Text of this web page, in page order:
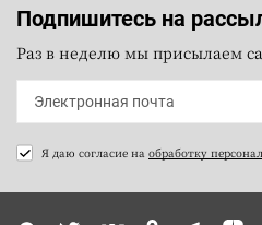
Подпишитесь на
Раз в неделю мы присылаем
Я даю согласие на обработку